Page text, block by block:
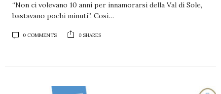
“Non ci volevano 10 anni per innamorarsi della Val di Sole,
bastavano pochi minuti”. Così…
0 COMMENTS 0 SHARES